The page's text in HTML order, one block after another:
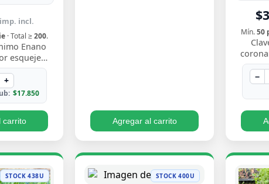
incl.
· Total ≥200.
Enano
esqueje
compacto
verde
borde…
+
$17.850
carrito Agregar al carrito
Mín.50
gris
−
STOCK 438U STOCK 400U